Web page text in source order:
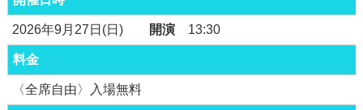
2026年9月27日(日) 開演13:30
料金
〈全席自由〉入場無料